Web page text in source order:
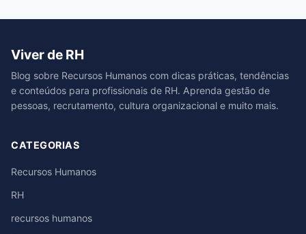
Viver de RH
Blog sobre Recursos Humanos com dicas práticas, tendências
e conteúdos para profissionais de RH. Aprenda gestão de
pessoas, recrutamento, cultura organizacional e muito mais.
CATEGORIAS
Recursos Humanos
RH
recursos humanos